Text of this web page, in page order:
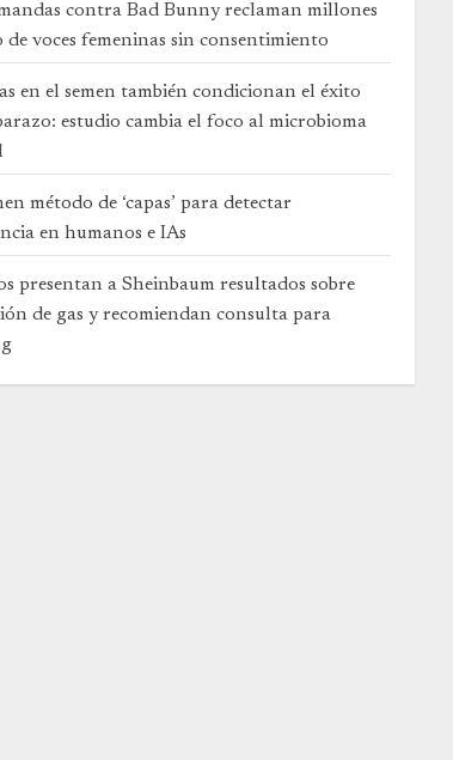
contra Bad Bunny reclaman millones
de voces femeninas sin consentimiento
en el semen también condicionan el éxito
estudio cambia el foco al microbioma
método de ‘capas’ para detectar
en humanos e IAs
presentan a Sheinbaum resultados sobre
de gas y recomiendan consulta para